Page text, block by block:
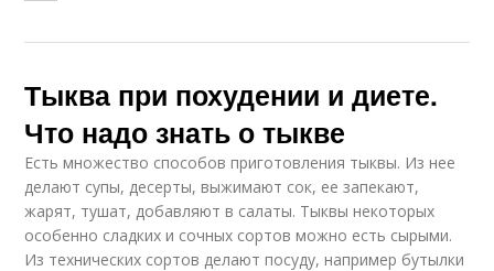
Тыква при похудении и диете.
Что надо знать о тыкве
Есть множество способов приготовления тыквы. Из нее
делают супы, десерты, выжимают сок, ее запекают,
жарят, тушат, добавляют в салаты. Тыквы некоторых
особенно сладких и сочных сортов можно есть сырыми.
Из технических сортов делают посуду, например бутылки